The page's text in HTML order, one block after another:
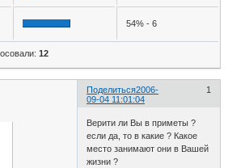
54% - 6
12
Поделиться 1
2006-
09-04 11:01:04
Верити ли Вы в приметы ?
если да, то в какие ? Какое
место занимают они в Вашей
жизни ?